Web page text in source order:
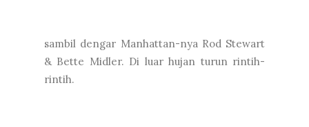
sambil dengar Manhattan-nya Rod Stewart
& Bette Midler. Di luar hujan turun rintih-
rintih.